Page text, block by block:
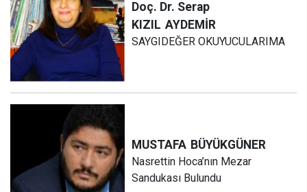
Doç. Dr. Serap
KIZIL AYDEMİR
SAYGIDEĞER OKUYUCULARIMA
MUSTAFA BÜYÜKGÜNER
Nasrettin Hoca’nın Mezar
Sandukası Bulundu